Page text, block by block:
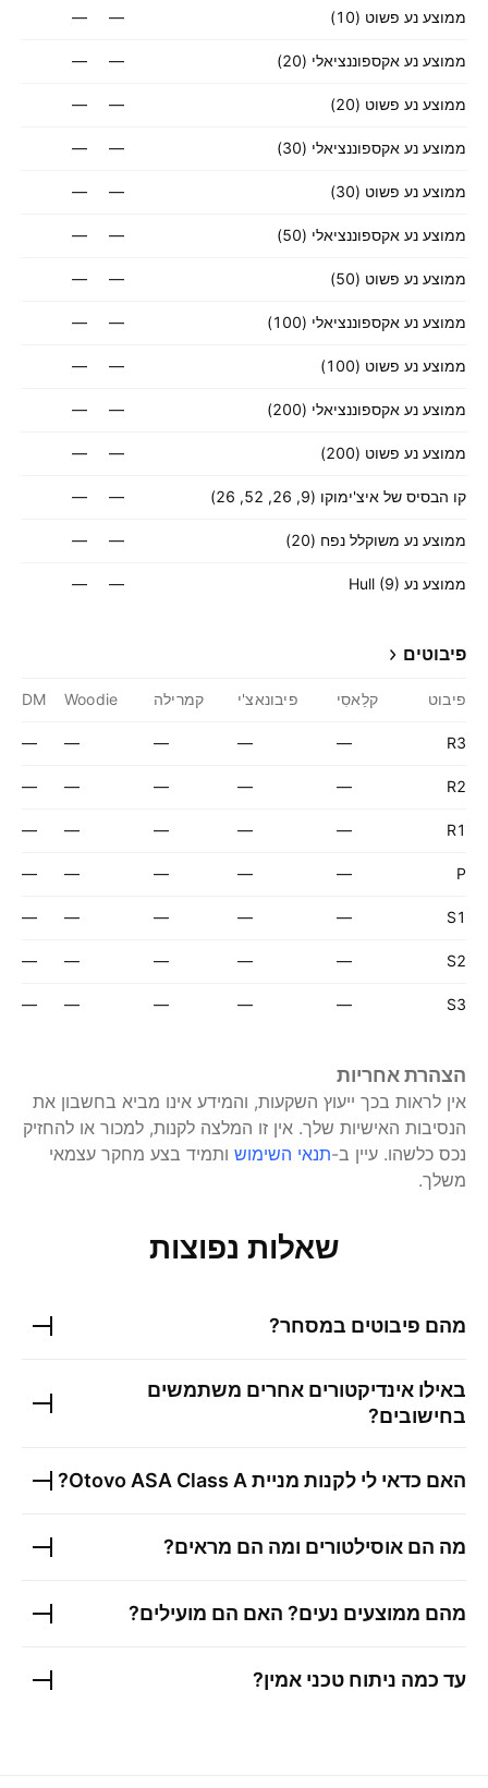
ממוצע נע פשוט (10) —
—
ממוצע נע אקספוננציאלי (20) —
—
ממוצע נע פשוט (20) —
—
ממוצע נע אקספוננציאלי (30) —
—
ממוצע נע פשוט (30) —
—
ממוצע נע אקספוננציאלי (50) —
—
ממוצע נע פשוט (50) —
—
ממוצע נע אקספוננציאלי (100) —
—
ממוצע נע פשוט (100) —
—
ממוצע נע אקספוננציאלי (200) —
—
ממוצע נע פשוט (200) —
—
קו הבסיס של איצ'ימוקו (9, 26, 52, 26) —
—
ממוצע נע משוקלל נפח (20) —
—
ממוצע נע Hull (9) —
—
פיבוטים
פיבוט קלַאסִי פיבונאצ'י קמרילה Woodie
DM
R3
—
—
—
—
—
R2
—
—
—
—
—
R1
—
—
—
—
—
P
—
—
—
—
—
S1
—
—
—
—
—
S2
—
—
—
—
—
S3
—
—
—
—
—
הצהרת אחריות
אין לראות בכך ייעוץ השקעות, והמידע אינו מביא בחשבון את
הנסיבות האישיות שלך. אין זו המלצה לקנות, למכור או להחזיק
נכס כלשהו. עיין ב-תנאי השימוש ותמיד בצע מחקר עצמאי
משלך.
שאלות נפוצות
מהם פיבוטים במסחר?
באילו אינדיקטורים אחרים משתמשים
בחישובים?
האם כדאי לי לקנות מניית Otovo ASA Class A
?
מה הם אוסילטורים ומה הם מראים?
מהם ממוצעים נעים? האם הם מועילים?
עד כמה ניתוח טכני אמין?